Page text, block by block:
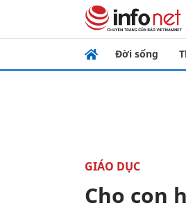
Đời sống
GIÁO DỤC
Cho con